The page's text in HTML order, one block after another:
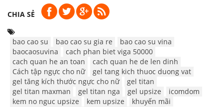
CHIA SẺ
bao cao su bao cao su gia re
bao cao su vina
baocaosuvina
cach phan biet viga 50000
cach quan he an toan
cach quan he de len dinh
Cách tập ngực cho nữ
gel tang kich thuoc duong vat
gel tăng kích thước ngực cho nữ
gel titan
gel titan maxman
gel titan nga gel upsize
icomdom
kem no nguc upsize
kem upsize
khuyến mãi